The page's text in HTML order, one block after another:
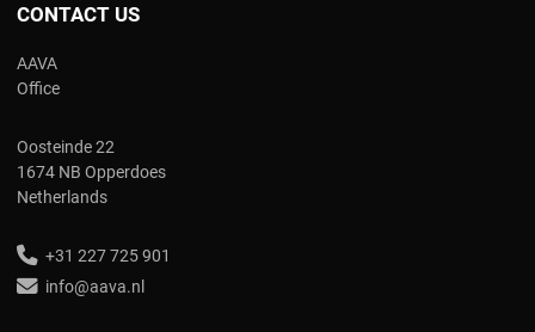
CONTACT US
AAVA
Office
Oosteinde 22
1674 NB Opperdoes
Netherlands
+31 227 725 901
info@aava.nl